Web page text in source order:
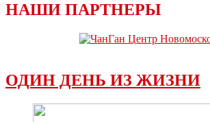
НАШИ ПАРТНЕРЫ
ОДИН ДЕНЬ ИЗ ЖИЗНИ